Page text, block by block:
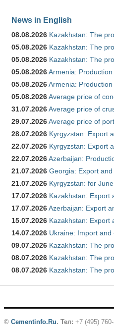
News in English
08.08.2026 Kazakhstan: The
05.08.2026 Kazakhstan: The
05.08.2026 Kazakhstan: The
05.08.2026Armenia:
05.08.2026Armenia:
05.08.2026Average price of
31.07.2026Average price of
29.07.2026Average price of
28.07.2026 Kyrgyzstan: Export
22.07.2026 Kyrgyzstan: Export
22.07.2026Azerbaijan:
21.07.2026 Georgia: Export
21.07.2026 Kyrgyzstan: for
17.07.2026 Kazakhstan: Export
17.07.2026Azerbaijan: Export
15.07.2026 Kazakhstan: Export
14.07.2026 Ukraine: Import
09.07.2026 Kazakhstan: The
08.07.2026 Kazakhstan: The
08.07.2026 Kazakhstan: The
© Cementinfo.Ru. Тел: +7 (495)